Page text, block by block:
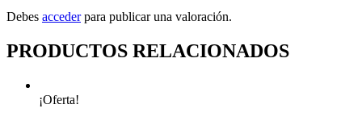
Debes accederpara publicar una valoración.
PRODUCTOS RELACIONADOS
¡Oferta!